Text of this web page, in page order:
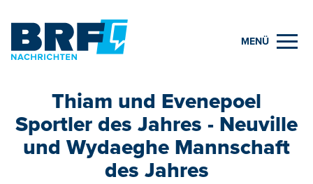
MENÜ
Thiam und Evenepoel
Sportler des Jahres - Neuville
und Wydaeghe Mannschaft
des Jahres